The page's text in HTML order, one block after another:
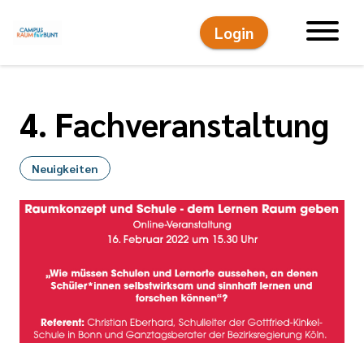
Login
4. Fachveranstaltung
Neuigkeiten